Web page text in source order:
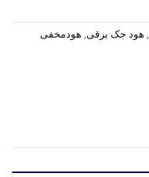
, هود جک برقی, هودمخفی